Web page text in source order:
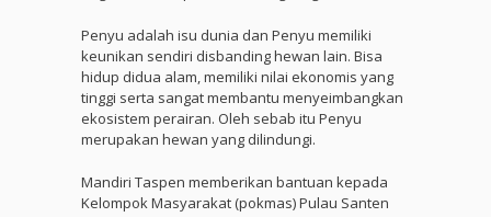
Penyu adalah isu dunia dan Penyu memiliki
keunikan sendiri disbanding hewan lain. Bisa
hidup didua alam, memiliki nilai ekonomis yang
tinggi serta sangat membantu menyeimbangkan
ekosistem perairan. Oleh sebab itu Penyu
merupakan hewan yang dilindungi.
Mandiri Taspen memberikan bantuan kepada
Kelompok Masyarakat (pokmas) Pulau Santen